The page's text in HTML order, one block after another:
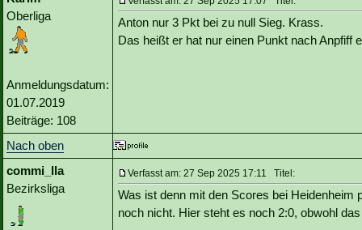
Oberliga
Anmeldungsdatum:
01.07.2019
Beiträge: 108
Anton nur 3 Pkt bei zu null Sieg. Krass.
Das heißt er hat nur einen Punkt nach Anpfiff
Nach oben
commi_lla
Bezirksliga
Verfasst am: 27 Sep 2025 17:11 Titel:
Was ist denn mit den Scores bei Heidenheim
noch nicht. Hier steht es noch 2:0, obwohl